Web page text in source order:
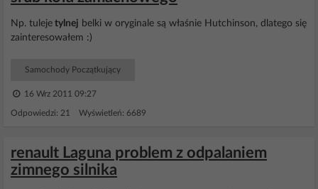
Np. tuleje tylnej belki w oryginale są właśnie Hutchinson, dlatego się
zainteresowałem :)
Samochody Początkujący
16 Wrz 2011 09:27
Odpowiedzi: 21 Wyświetleń: 6689
renault Laguna problem z odpalaniem
zimnego silnika